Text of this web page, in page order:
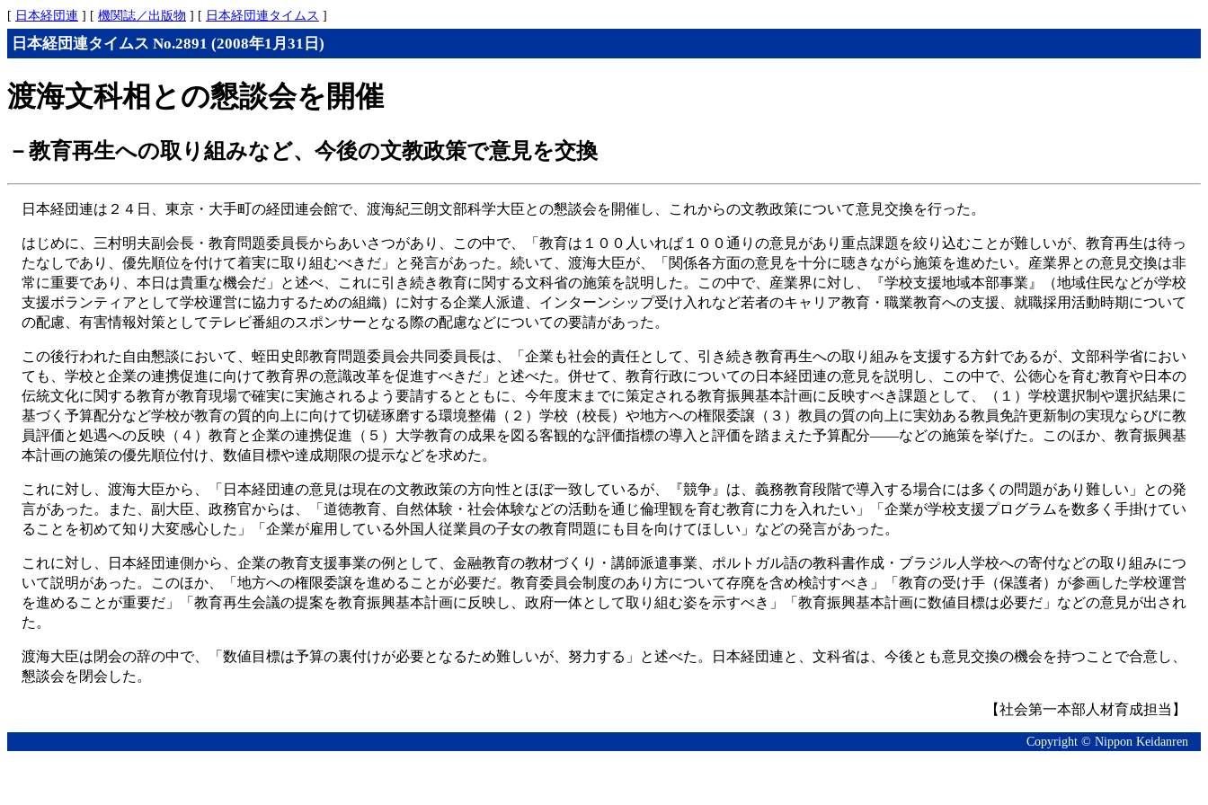
[ 日本経団連 ] [ 機関誌／出版物 ] [ 日本経団連タイムス ]
日本経団連タイムス No.2891 (2008年1月31日)
渡海文科相との懇談会を開催
－教育再生への取り組みなど、今後の文教政策で意見を交換
日本経団連は２４日、東京・大手町の経団連会館で、渡海紀三朗文部科学大臣との懇談会を開催し、これからの文教政策について意見交換を行った。
はじめに、三村明夫副会長・教育問題委員長からあいさつがあり、この中で、「教育は１００人いれば１００通りの意見があり重点課題を絞り込むことが難しいが、教育再生は待っ
たなしであり、優先順位を付けて着実に取り組むべきだ」と発言があった。続いて、渡海大臣が、「関係各方面の意見を十分に聴きながら施策を進めたい。産業界との意見交換は非
常に重要であり、本日は貴重な機会だ」と述べ、これに引き続き教育に関する文科省の施策を説明した。この中で、産業界に対し、『学校支援地域本部事業』（地域住民などが学校
支援ボランティアとして学校運営に協力するための組織）に対する企業人派遣、インターンシップ受け入れなど若者のキャリア教育・職業教育への支援、就職採用活動時期について
の配慮、有害情報対策としてテレビ番組のスポンサーとなる際の配慮などについての要請があった。
この後行われた自由懇談において、蛭田史郎教育問題委員会共同委員長は、「企業も社会的責任として、引き続き教育再生への取り組みを支援する方針であるが、文部科学省におい
ても、学校と企業の連携促進に向けて教育界の意識改革を促進すべきだ」と述べた。併せて、教育行政についての日本経団連の意見を説明し、この中で、公徳心を育む教育や日本の
伝統文化に関する教育が教育現場で確実に実施されるよう要請するとともに、今年度末までに策定される教育振興基本計画に反映すべき課題として、（１）学校選択制や選択結果に
基づく予算配分など学校が教育の質的向上に向けて切磋琢磨する環境整備（２）学校（校長）や地方への権限委譲（３）教員の質の向上に実効ある教員免許更新制の実現ならびに教
員評価と処遇への反映（４）教育と企業の連携促進（５）大学教育の成果を図る客観的な評価指標の導入と評価を踏まえた予算配分――などの施策を挙げた。このほか、教育振興基
本計画の施策の優先順位付け、数値目標や達成期限の提示などを求めた。
これに対し、渡海大臣から、「日本経団連の意見は現在の文教政策の方向性とほぼ一致しているが、『競争』は、義務教育段階で導入する場合には多くの問題があり難しい」との発
言があった。また、副大臣、政務官からは、「道徳教育、自然体験・社会体験などの活動を通じ倫理観を育む教育に力を入れたい」「企業が学校支援プログラムを数多く手掛けてい
ることを初めて知り大変感心した」「企業が雇用している外国人従業員の子女の教育問題にも目を向けてほしい」などの発言があった。
これに対し、日本経団連側から、企業の教育支援事業の例として、金融教育の教材づくり・講師派遣事業、ポルトガル語の教科書作成・ブラジル人学校への寄付などの取り組みにつ
いて説明があった。このほか、「地方への権限委譲を進めることが必要だ。教育委員会制度のあり方について存廃を含め検討すべき」「教育の受け手（保護者）が参画した学校運営
を進めることが重要だ」「教育再生会議の提案を教育振興基本計画に反映し、政府一体として取り組む姿を示すべき」「教育振興基本計画に数値目標は必要だ」などの意見が出され
た。
渡海大臣は閉会の辞の中で、「数値目標は予算の裏付けが必要となるため難しいが、努力する」と述べた。日本経団連と、文科省は、今後とも意見交換の機会を持つことで合意し、
懇談会を閉会した。
【社会第一本部人材育成担当】
Copyright © Nippon Keidanren